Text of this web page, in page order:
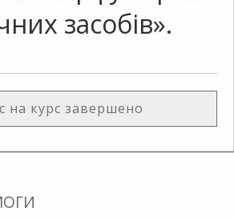
засобів».
на курс завершено